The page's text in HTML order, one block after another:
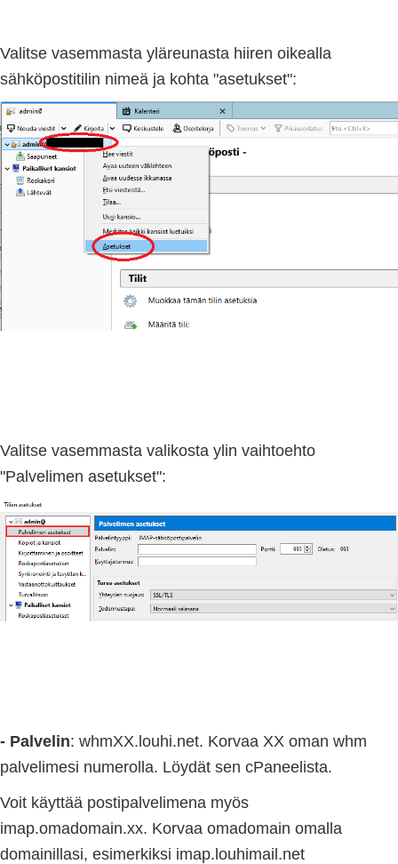
Valitse vasemmasta yläreunasta hiiren oikealla
sähköpostitilin nimeä ja kohta "asetukset":
Valitse vasemmasta valikosta ylin vaihtoehto
"Palvelimen asetukset":
- Palvelin: whmXX.louhi.net. Korvaa XX oman whm
palvelimesi numerolla. Löydät sen cPaneelista.
Voit käyttää postipalvelimena myös
imap.omadomain.xx. Korvaa omadomain omalla
domainillasi, esimerkiksi imap.louhimail.net